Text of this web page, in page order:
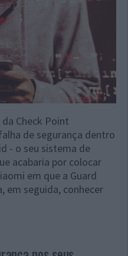
Check Point
de segurança dentro
- o seu sistema de
acabaria por colocar
em que a Guard
em seguida, conhecer